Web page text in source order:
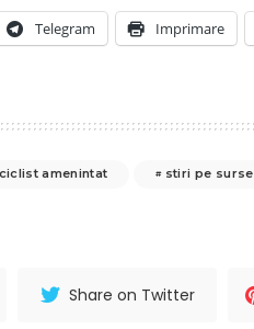
Telegram Imprimare
amenintat
stiri pe surse
Share on Twitter